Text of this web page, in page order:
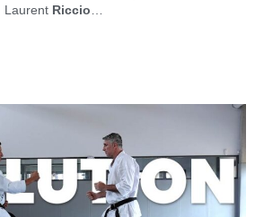
Laurent Riccio…